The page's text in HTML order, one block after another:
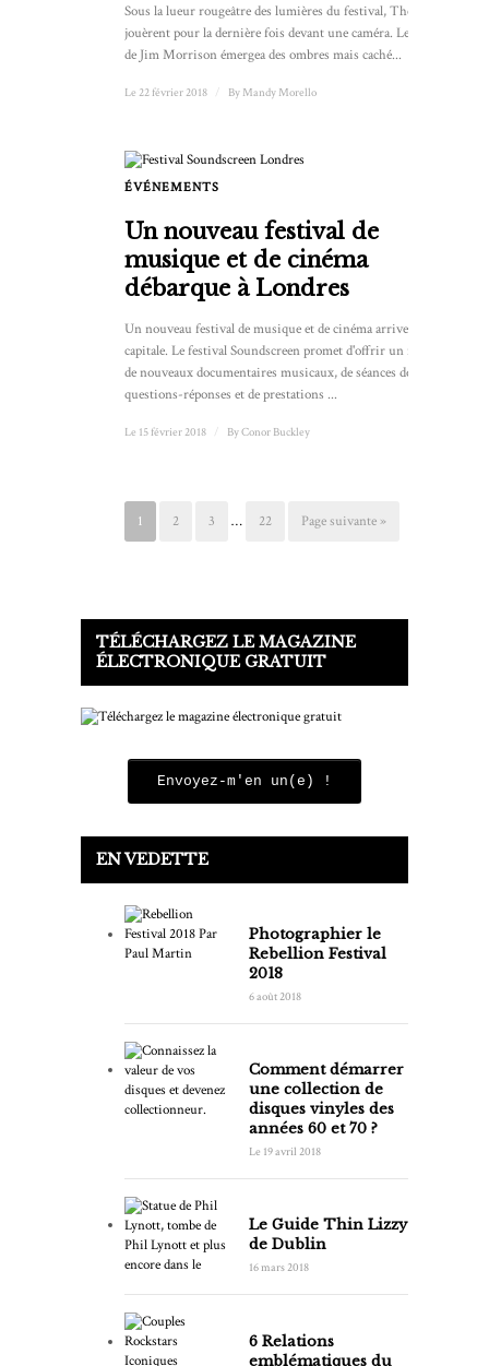
Sous la lueur rougeâtre des lumières du festival, The Doors
jouèrent pour la dernière fois devant une caméra. Le visage
de Jim Morrison émergea des ombres mais caché...
Le 22 février 2018 By Mandy Morello
ÉVÉNEMENTS
Un nouveau festival de
musique et de cinéma
débarque à Londres
Un nouveau festival de musique et de cinéma arrive dans la
capitale. Le festival Soundscreen promet d'offrir un mélange
de nouveaux documentaires musicaux, de séances de
questions-réponses et de prestations ...
Le 15 février 2018 ByConor Buckley
1 2 3 … 22 Page suivante »
TÉLÉCHARGEZ LE MAGAZINE
ÉLECTRONIQUE GRATUIT
Envoyez-m'en un(e) !
EN VEDETTE
Photographier le
Rebellion Festival
2018
6 août 2018
Comment démarrer
une collection de
disques vinyles des
années 60 et 70 ?
Le 19 avril 2018
Le Guide Thin Lizzy
de Dublin
16 mars 2018
6 Relations
emblématiques du